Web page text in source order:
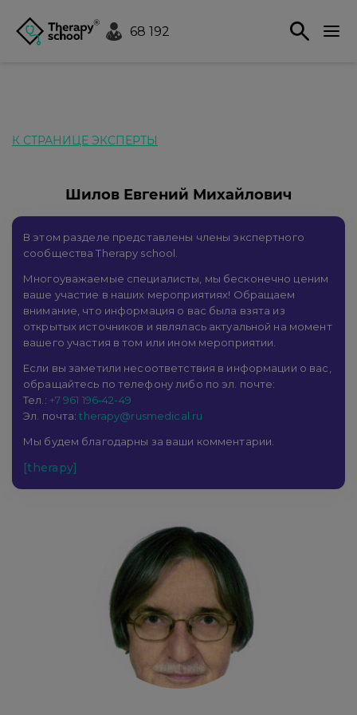
68 192
К СТРАНИЦЕ ЭКСПЕРТЫ
Шилов Евгений Михайлович
В этом разделе представлены члены экспертного
сообщества Therapy school.
Многоуважаемые специалисты, мы бесконечно ценим
ваше участие в наших мероприятиях! Обращаем
внимание, что информация о вас была взята из
открытых источников и являлась актуальной на момент
вашего участия в том или ином мероприятии.
Если вы заметили несоответствия в информации о вас,
обращайтесь по телефону либо по эл. почте:
Тел.: +7 961 196-42-49
Эл. почта:therapy@rusmedical.ru
Мы будем благодарны за ваши комментарии.
[therapy]